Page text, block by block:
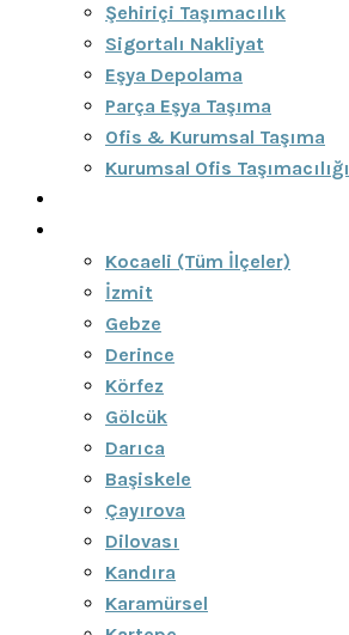
Şehiriçi Taşımacılık
Sigortalı Nakliyat
Eşya Depolama
Parça Eşya Taşıma
Ofis & Kurumsal Taşıma
Kurumsal Ofis Taşımacılığı
Kocaeli (Tüm İlçeler)
İzmit
Gebze
Derince
Körfez
Gölcük
Darıca
Başiskele
Çayırova
Dilovası
Kandıra
Karamürsel